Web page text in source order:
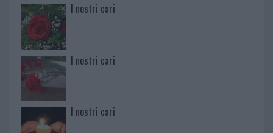
I nostri cari
I nostri cari
I nostri cari